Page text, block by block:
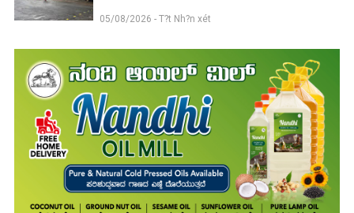
05/08/2026 - T?t Nh?n xét